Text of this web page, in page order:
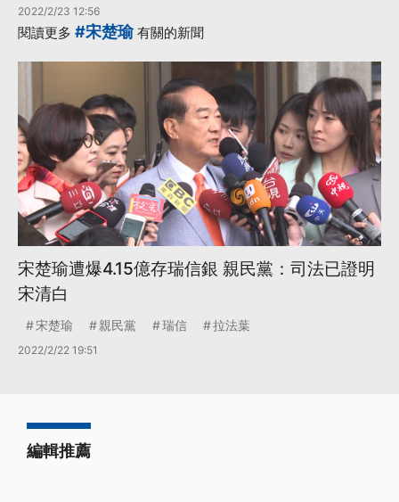
2022/2/23 12:56
閱讀更多 #宋楚瑜有關的新聞
宋楚瑜遭爆4.15億存瑞信銀 親民黨：司法已證明
宋清白
宋楚瑜 親民黨 瑞信 拉法葉
2022/2/22 19:51
編輯推薦